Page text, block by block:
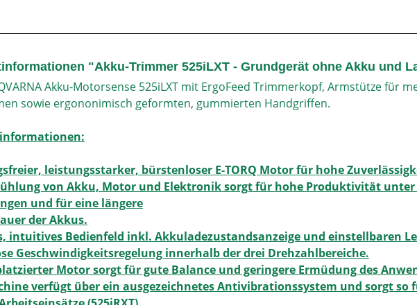
"Akku-Trimmer 525iLXT - Grundgerät ohne Akku und
Akku-Motorsense 525iLXT mit ErgoFeed Trimmerkopf, Armstütze für
sowie ergononimisch geformten, gummierten Handgriffen.
leistungsstarker, bürstenloser E-TORQ Motor für hohe
von Akku, Motor und Elektronik sorgt für hohe Produktivität
und für eine längere
der Akkus.
intuitives Bedienfeld inkl. Akkuladezustandsanzeige und einstellbaren
Geschwindigkeitsregelung innerhalb der drei Drehzahlbereiche.
Motor sorgt für gute Balance und geringere Ermüdung des
verfügt über ein ausgezeichnetes Antivibrationssystem und sorgt so